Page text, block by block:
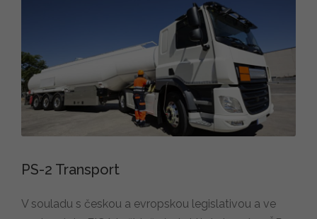
PS-2 Transport
V souladu s českou a evropskou legislativou a ve